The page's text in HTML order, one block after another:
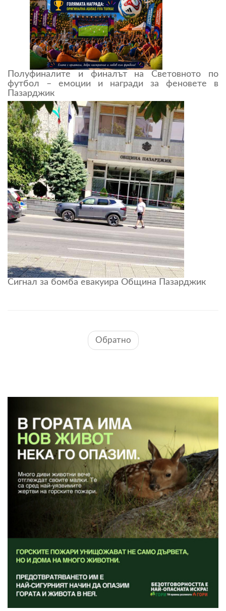
Полуфиналите и финалът на Световното по
футбол – емоции и награди за феновете в
Пазарджик
Сигнал за бомба евакуира Община Пазарджик
Обратно